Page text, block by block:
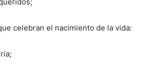
celebran el nacimiento de la vida: